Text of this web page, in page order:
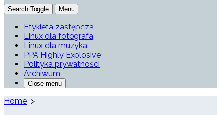
Search Toggle Menu
Etykieta zastępcza
Linux dla fotografa
Linux dla muzyka
PPA Highly Explosive
Polityka prywatności
Archiwum
Close menu
Home >